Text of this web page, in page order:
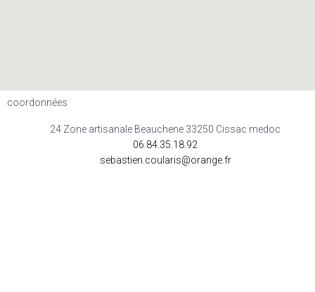
coordonnées
24 Zone artisanale Beauchene 33250 Cissac medoc
06.84.35.18.92
sebastien.coularis@orange.fr